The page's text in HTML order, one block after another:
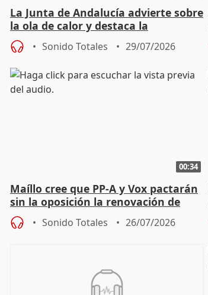
La Junta de Andalucía advierte sobre
la ola de calor y destaca la
importancia de la prevención
Sonido Totales 29/07/2026
00:34
Maíllo cree que PP-A y Vox pactarán
sin la oposición la renovación de
órganos como el Defensor
Sonido Totales 26/07/2026